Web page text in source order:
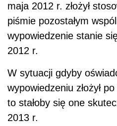
maja 2012 r. złożył
piśmie pozostałym
wypowiedzenie stanie
2012 r.
W sytuacji gdyby
wypowiedzeniu złożył
to stałoby się one
2013 r.